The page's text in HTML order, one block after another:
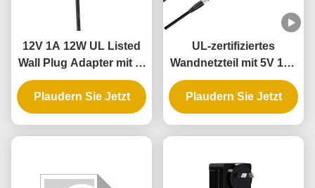
12V 1A 12W UL Listed
Wall Plug Adapter mit 3-
Jahres-Garantie und
mehrfachen Schutz
Plaudern Sie Jetzt
UL-zertifiziertes
Wandnetzteil mit 5V 12V
24V Ausgang und 12W
24W Leistung für
intelligentes Türschloss
Plaudern Sie Jetzt